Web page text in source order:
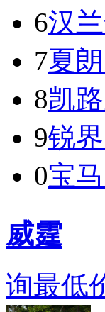
6汉
7夏朗
8凯
9锐界
0宝
威霆
询最低